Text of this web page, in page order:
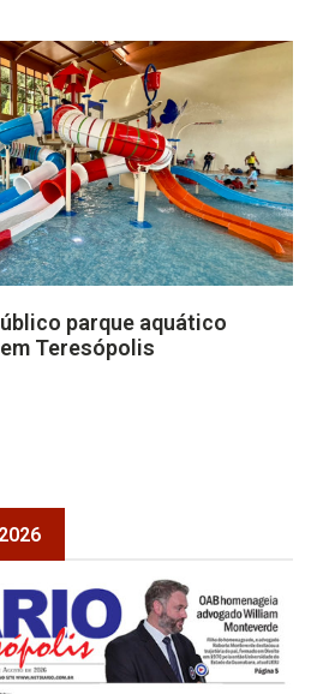
parque aquático
Teresópolis